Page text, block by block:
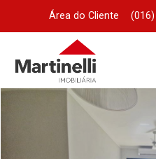
Área do Cliente